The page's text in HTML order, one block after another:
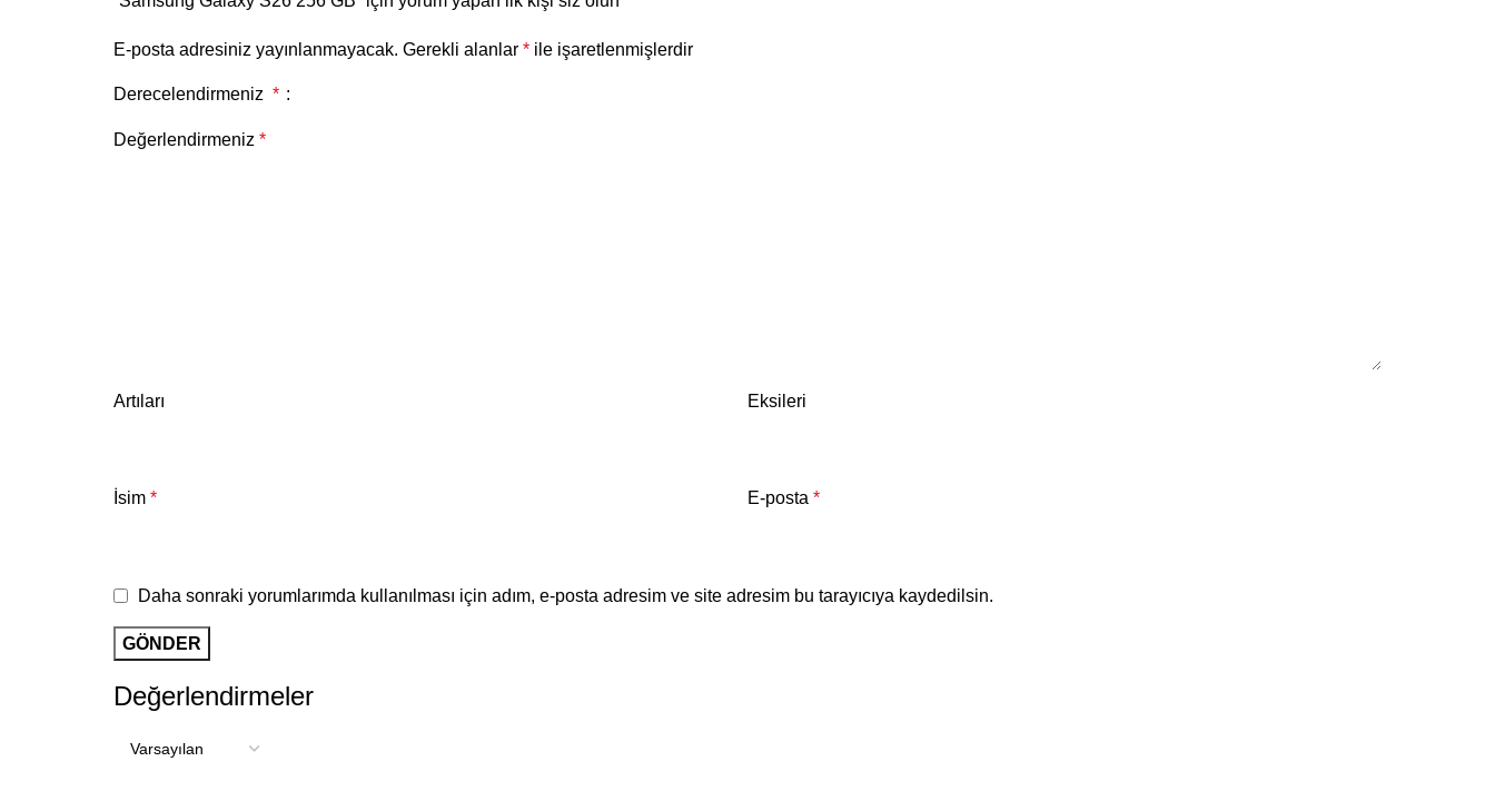
Değerlendirmeler
E-posta adresiniz yayınlanmayacak. Gerekli alanlar * ile işaretlenmişlerdir
Derecelendirmeniz *
Değerlendirmeniz *
Artıları Eksileri
İsim * E-posta *
Daha sonraki yorumlarımda kullanılması için adım, e-posta adresim ve site adresim bu tarayıcıya kaydedilsin.